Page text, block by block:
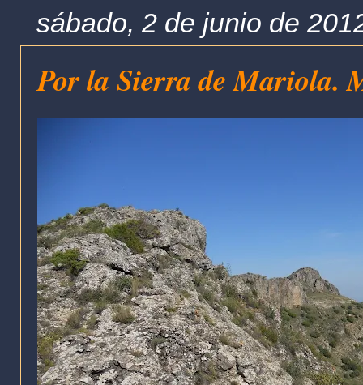
sábado, 2 de junio de
Por la Sierra de Mariola.